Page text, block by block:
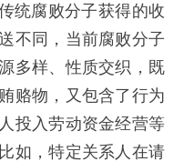
统腐败分子获得的收
不同，当前腐败分子
多样、性质交织，既
赂物，又包含了行为
投入劳动资金经营等
如，特定关系人在请